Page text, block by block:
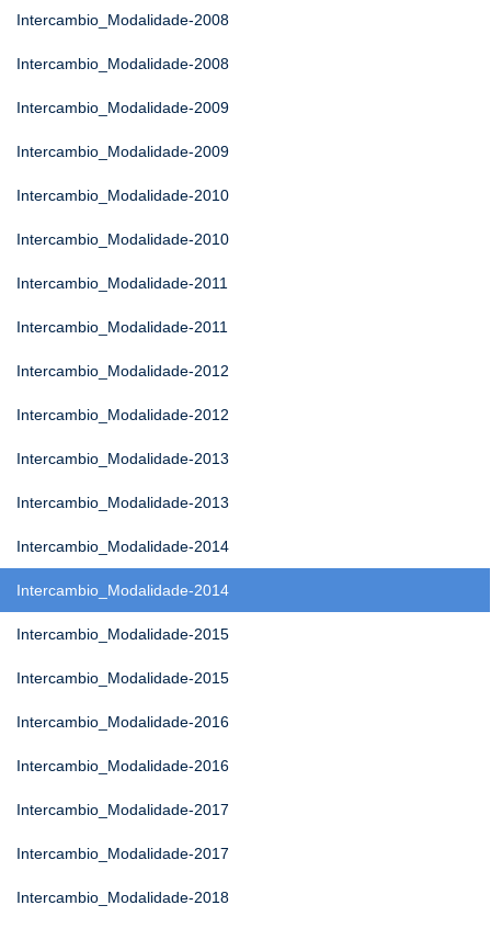
Intercambio_Modalidade-2008
Intercambio_Modalidade-2008
Intercambio_Modalidade-2009
Intercambio_Modalidade-2009
Intercambio_Modalidade-2010
Intercambio_Modalidade-2010
Intercambio_Modalidade-2011
Intercambio_Modalidade-2011
Intercambio_Modalidade-2012
Intercambio_Modalidade-2012
Intercambio_Modalidade-2013
Intercambio_Modalidade-2013
Intercambio_Modalidade-2014
Intercambio_Modalidade-2014
Intercambio_Modalidade-2015
Intercambio_Modalidade-2015
Intercambio_Modalidade-2016
Intercambio_Modalidade-2016
Intercambio_Modalidade-2017
Intercambio_Modalidade-2017
Intercambio_Modalidade-2018